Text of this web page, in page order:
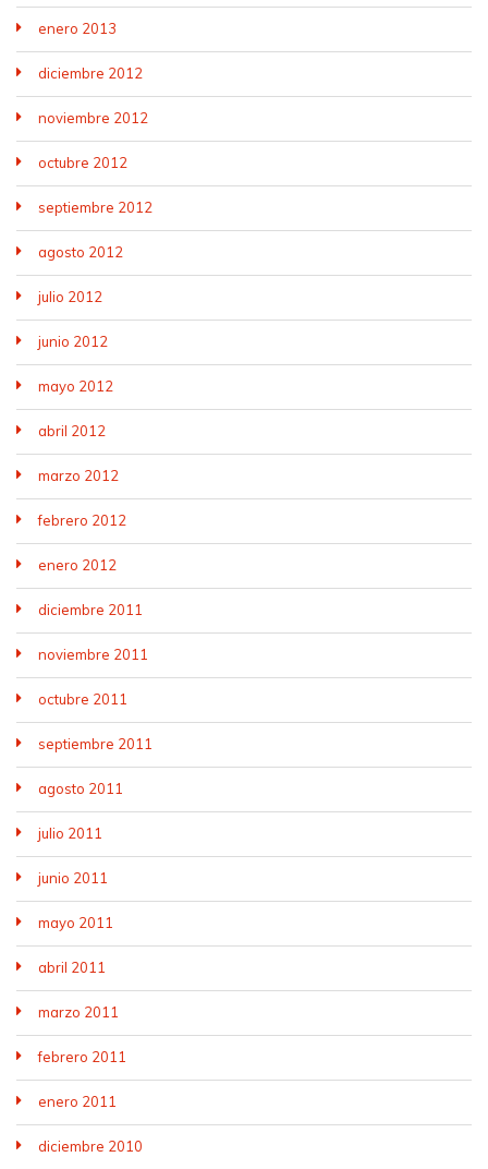
enero 2013
diciembre 2012
noviembre 2012
octubre 2012
septiembre 2012
agosto 2012
julio 2012
junio 2012
mayo 2012
abril 2012
marzo 2012
febrero 2012
enero 2012
diciembre 2011
noviembre 2011
octubre 2011
septiembre 2011
agosto 2011
julio 2011
junio 2011
mayo 2011
abril 2011
marzo 2011
febrero 2011
enero 2011
diciembre 2010